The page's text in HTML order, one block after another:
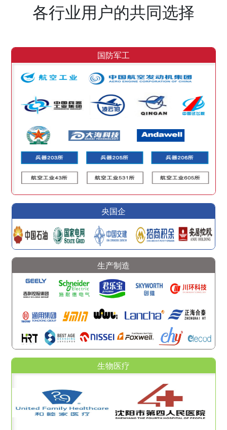
各行业用户的共同选择
国防军工
央国企
生产制造
生物医疗